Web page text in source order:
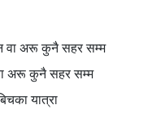
वा अरू कुनै सहर सम्म
अरू कुनै सहर सम्म
यात्रा